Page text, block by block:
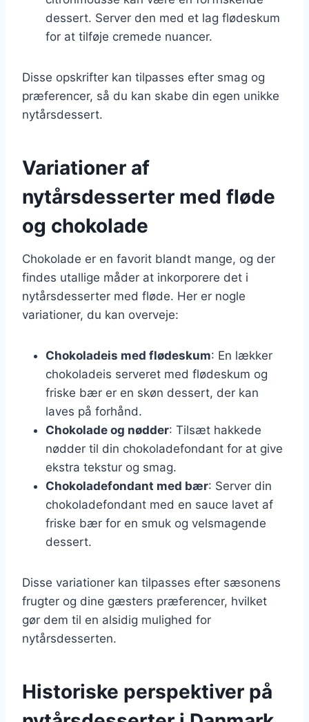
dessert. Server den med et lag flødeskum
for at tilføje cremede nuancer.
Disse opskrifter kan tilpasses efter smag og
præferencer, så du kan skabe din egen unikke
nytårsdessert.
Variationer af
nytårsdesserter med fløde
og chokolade
Chokolade er en favorit blandt mange, og der
findes utallige måder at inkorporere det i
nytårsdesserter med fløde. Her er nogle
variationer, du kan overveje:
Chokoladeis med flødeskum: En lækker
chokoladeis serveret med flødeskum og
friske bær er en skøn dessert, der kan
laves på forhånd.
Chokolade og nødder: Tilsæt hakkede
nødder til din chokoladefondant for at give
ekstra tekstur og smag.
Chokoladefondant med bær: Server din
chokoladefondant med en sauce lavet af
friske bær for en smuk og velsmagende
dessert.
Disse variationer kan tilpasses efter sæsonens
frugter og dine gæsters præferencer, hvilket
gør dem til en alsidig mulighed for
nytårsdesserten.
Historiske perspektiver på